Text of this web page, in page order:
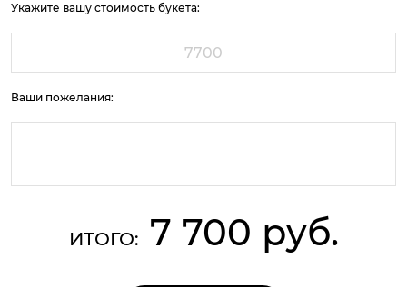
Укажите вашу стоимость букета:
Ваши пожелания:
ИТОГО: 7 700 руб.